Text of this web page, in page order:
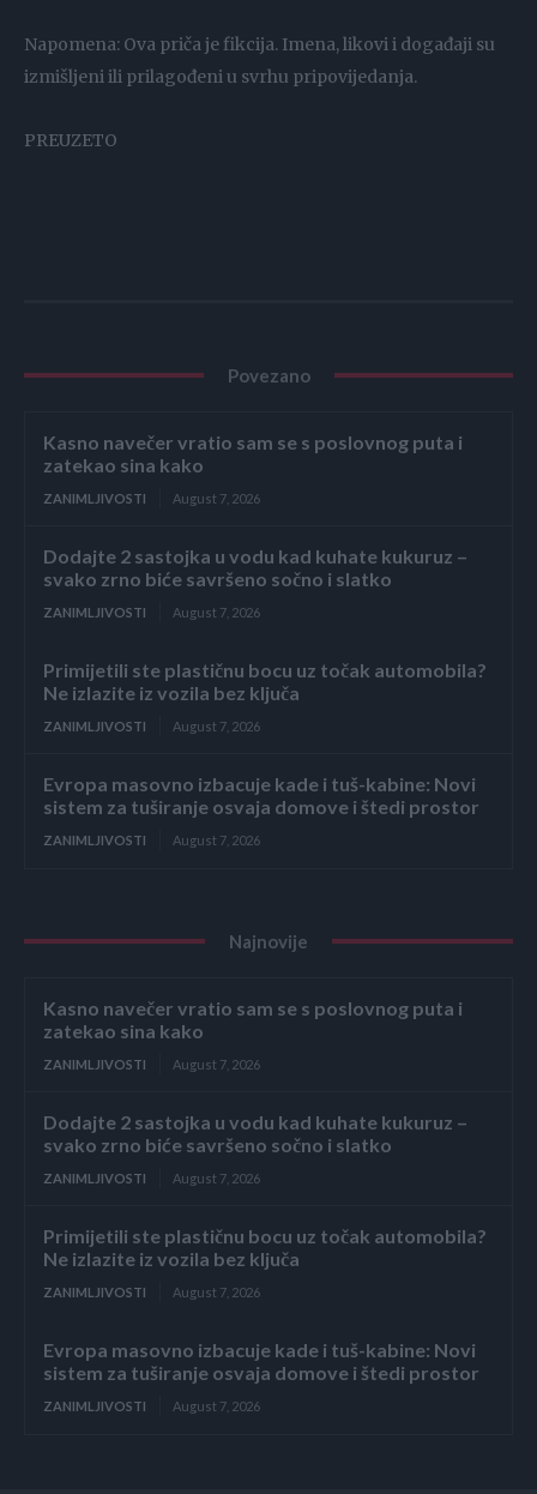
Napomena: Ova priča je fikcija. Imena, likovi i događaji su
izmišljeni ili prilagođeni u svrhu pripovijedanja.
PREUZETO
Povezano
Kasno navečer vratio sam se s poslovnog puta i
zatekao sina kako
ZANIMLJIVOSTI August 7, 2026
Dodajte 2 sastojka u vodu kad kuhate kukuruz –
svako zrno biće savršeno sočno i slatko
ZANIMLJIVOSTI August 7, 2026
Primijetili ste plastičnu bocu uz točak automobila?
Ne izlazite iz vozila bez ključa
ZANIMLJIVOSTI August 7, 2026
Evropa masovno izbacuje kade i tuš-kabine: Novi
sistem za tuširanje osvaja domove i štedi prostor
ZANIMLJIVOSTI August 7, 2026
Najnovije
Kasno navečer vratio sam se s poslovnog puta i
zatekao sina kako
ZANIMLJIVOSTI August 7, 2026
Dodajte 2 sastojka u vodu kad kuhate kukuruz –
svako zrno biće savršeno sočno i slatko
ZANIMLJIVOSTI August 7, 2026
Primijetili ste plastičnu bocu uz točak automobila?
Ne izlazite iz vozila bez ključa
ZANIMLJIVOSTI August 7, 2026
Evropa masovno izbacuje kade i tuš-kabine: Novi
sistem za tuširanje osvaja domove i štedi prostor
ZANIMLJIVOSTI August 7, 2026